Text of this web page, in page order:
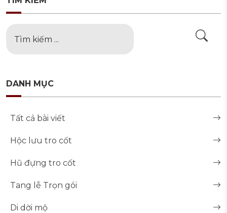
DANH MỤC
Tất cả bài viết
Hộc lưu tro cốt
Hũ đựng tro cốt
Tang lễ Trọn gói
Di dời mộ